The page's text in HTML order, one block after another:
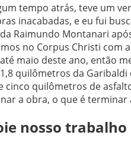
tempo atrás, teve um
inacabadas, e eu fui
Raimundo Montanari
no Corpus Christi com
maio deste ano, então
quilômetros da
cinco quilômetros de
a obra, o que é
nosso